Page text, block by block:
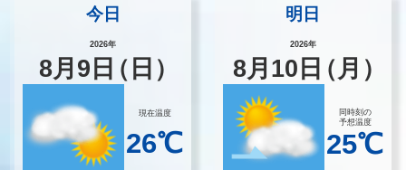
今日
2026年
8月 9 日（日）
現在温度
26℃
明日
2026年
8月 10 日（月）
同時刻の
予想温度
25℃